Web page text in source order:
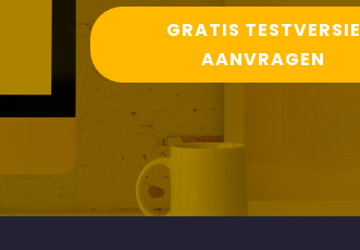
GRATIS TESTVERSIE
AANVRAGEN